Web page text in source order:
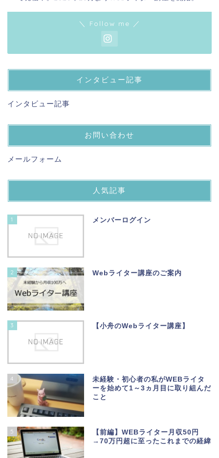
＼ Follow me ／
インタビュー記事
インタビュー記事
お問い合わせ
メールフォーム
人気記事
1 メンバーログイン
2 Webライター講座のご案内
3 【小舟のWebライター講座】
4
未経験・初心者の私がWEBライタ
ーを始めて1～3ヵ月目に取り組んだ
こと
5
【前編】WEBライター月収50円
→70万円超に至ったこれまでの経緯